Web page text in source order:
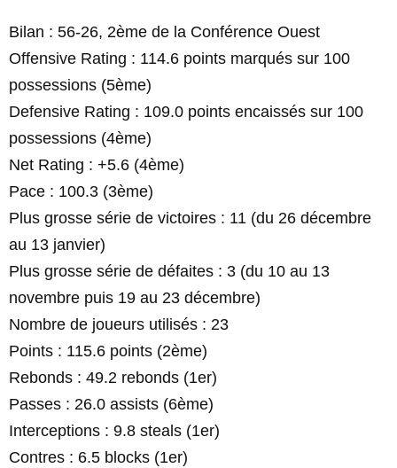
Bilan : 56-26, 2ème de la Conférence Ouest
Offensive Rating : 114.6 points marqués sur 100
possessions (5ème)
Defensive Rating : 109.0 points encaissés sur 100
possessions (4ème)
Net Rating : +5.6 (4ème)
Pace : 100.3 (3ème)
Plus grosse série de victoires : 11 (du 26 décembre
au 13 janvier)
Plus grosse série de défaites : 3 (du 10 au 13
novembre puis 19 au 23 décembre)
Nombre de joueurs utilisés : 23
Points : 115.6 points (2ème)
Rebonds : 49.2 rebonds (1er)
Passes : 26.0 assists (6ème)
Interceptions : 9.8 steals (1er)
Contres : 6.5 blocks (1er)